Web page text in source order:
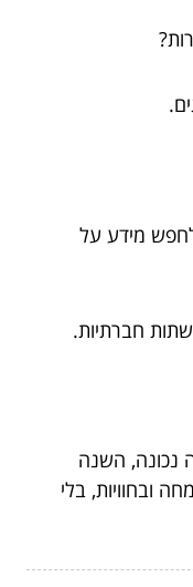
מידע על
חברתיות.
נכונה, השנה
ובחוויות, בלי